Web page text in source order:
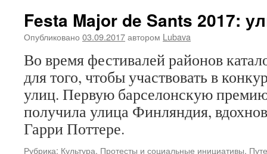
Festa Major de Sants 2017:
Опубликовано 03.09.2017автором Lubava
Во время фестивалей районов
для того, чтобы участвовать в
улиц. Первую барселонскую
получила улица Финляндия,
Гарри Поттере.
Рубрика: Культура, Протесты и социальные инициативы,